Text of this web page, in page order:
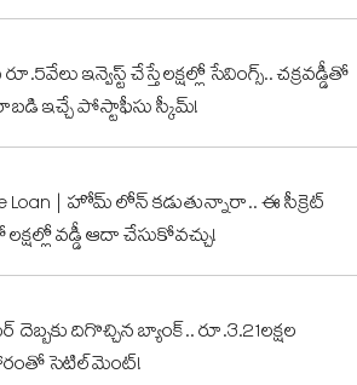
ఇన్వెస్ట్ చేస్తే లక్షల్లో సేవింగ్స్.. చక్రవడ్డీతో
ఇచ్చే పోస్టాఫీసు స్కీమ్!
Loan | హోమ్ లోన్ కడుతున్నారా.. ఈ సీక్రెట్
లక్షల్లో వడ్డీ ఆదా చేసుకోవచ్చు!
దెబ్బకు దిగొచ్చిన బ్యాంక్.. రూ.3.21లక్షల
సెటిల్‌మెంట్!